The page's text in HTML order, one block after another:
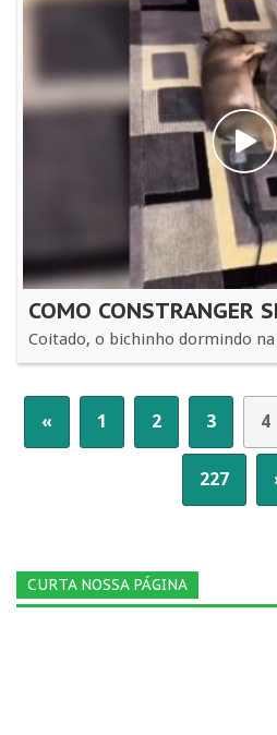
COMO CONSTRANGER
Coitado, o bichinho dormindo
« 1 2 3 4
227
CURTA NOSSA PÁGINA